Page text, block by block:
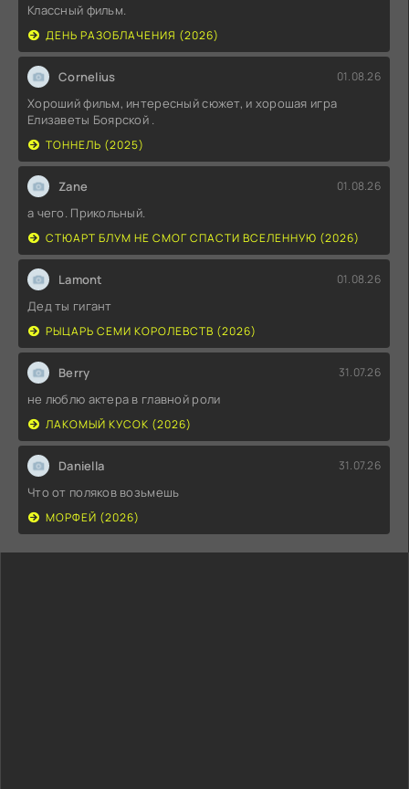
Классный фильм.
ДЕНЬ РАЗОБЛАЧЕНИЯ (2026)
Cornelius 01.08.26
Хороший фильм, интересный сюжет, и хорошая игра
Елизаветы Боярской .
ТОННЕЛЬ (2025)
Zane 01.08.26
а чего. Прикольный.
СТЮАРТ БЛУМ НЕ СМОГ СПАСТИ ВСЕЛЕННУЮ (2026)
Lamont 01.08.26
Дед ты гигант
РЫЦАРЬ СЕМИ КОРОЛЕВСТВ (2026)
Berry 31.07.26
не люблю актера в главной роли
ЛАКОМЫЙ КУСОК (2026)
Daniella 31.07.26
Что от поляков возьмешь
МОРФЕЙ (2026)